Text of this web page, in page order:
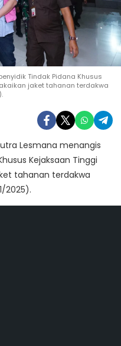
Tindak Pidana Khusus
jaket tahanan terdakwa
Lesmana menangis
Kejaksaan Tinggi
tahanan terdakwa
2025).